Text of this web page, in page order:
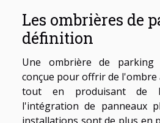
Les ombrières de
définition
Une ombrière de
conçue pour offrir de l'ombre
tout en produisant de
l'intégration de panneaux